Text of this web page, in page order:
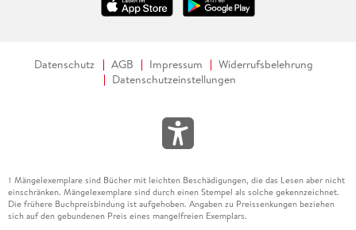
Datenschutz AGB Impressum
Widerrufsbelehrung
Datenschutzeinstellungen
1 Mängelexemplare sind Bücher mit leichten Beschädigungen, die das Lesen aber nicht
einschränken. Mängelexemplare sind durch einen Stempel als solche gekennzeichnet.
Die frühere Buchpreisbindung ist aufgehoben. Angaben zu Preissenkungen beziehen
sich auf den gebundenen Preis eines mangelfreien Exemplars.